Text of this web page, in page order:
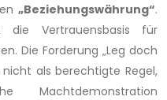
„Beziehungswährung“.
Vertrauensbasis für
Die Forderung „Leg doch
als berechtigte Regel,
Machtdemonstration